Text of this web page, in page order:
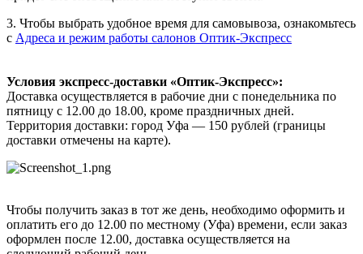
3. Чтобы выбрать удобное время для самовывоза, ознакомьтесь
с Адреса и режим работы салонов Оптик-Экспресс
Условия экспресс-доставки «Оптик-Экспресс»:
Доставка осуществляется в рабочие дни с понедельника по
пятницу с 12.00 до 18.00, кроме праздничных дней.
Территория доставки: город Уфа — 150 рублей (границы
доставки отмечены на карте).
Чтобы получить заказ в тот же день, необходимо оформить и
оплатить его до 12.00 по местному (Уфа) времени, если заказ
оформлен после 12.00, доставка осуществляется на